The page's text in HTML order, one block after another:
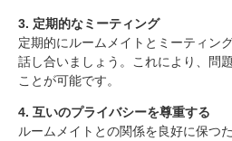
3. 定期的なミーティング
定期的にルームメイトとミーティン
話し合いましょう。これにより、問
ことが可能です。
4. 互いのプライバシーを尊重する
ルームメイトとの関係を良好に保つ